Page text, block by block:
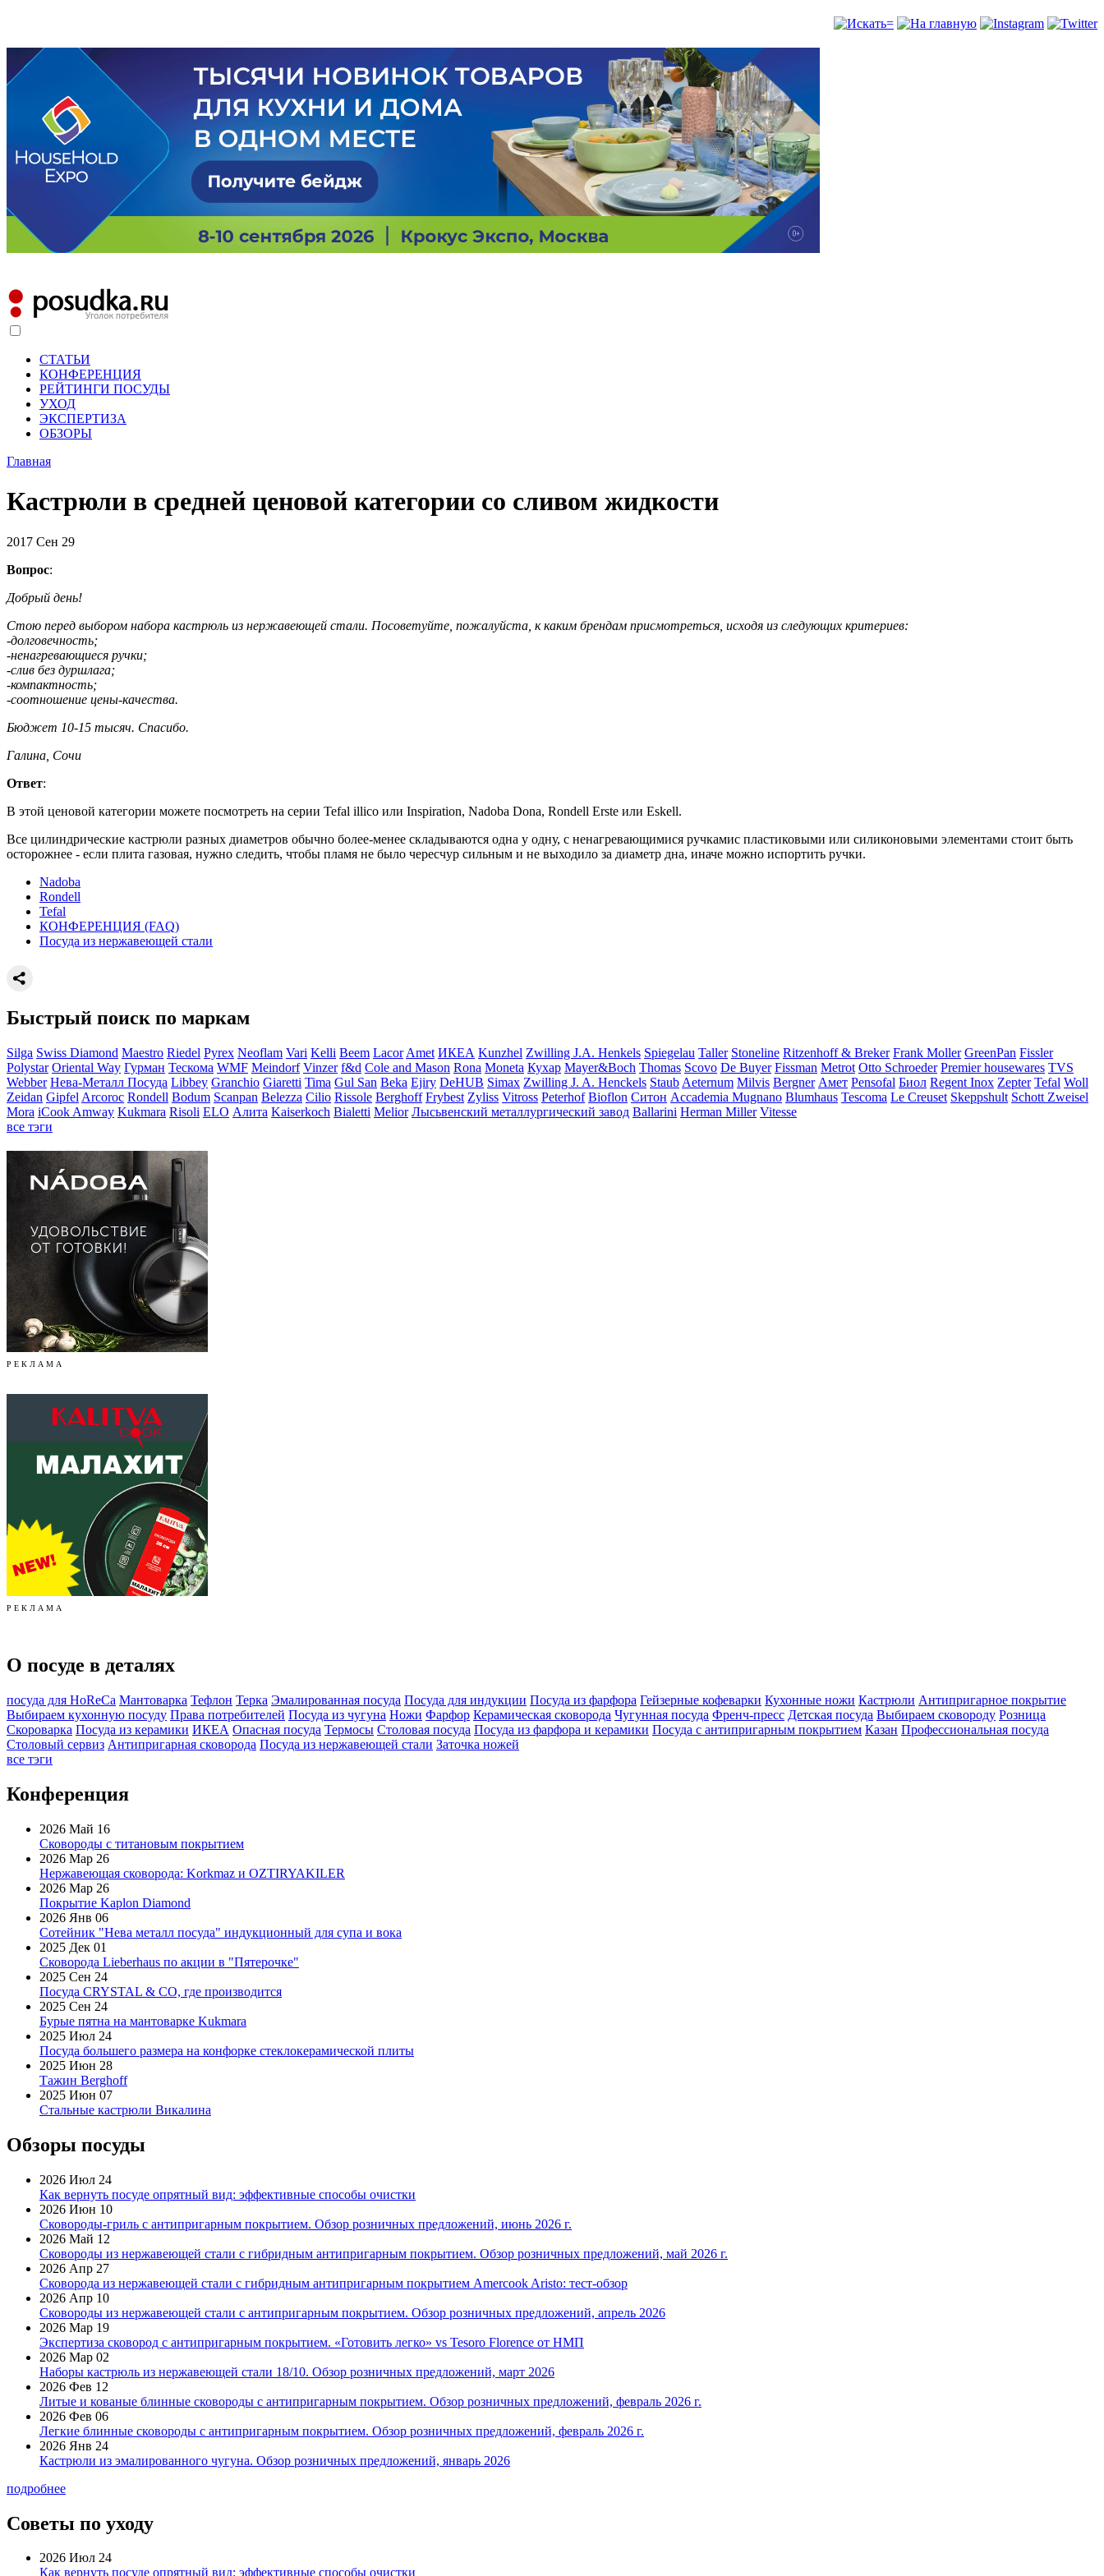
СТАТЬИ
КОНФЕРЕНЦИЯ
РЕЙТИНГИ ПОСУДЫ
УХОД
ЭКСПЕРТИЗА
ОБЗОРЫ
Главная
Кастрюли в средней ценовой категории со сливом жидкости
2017 Сен 29
Вопрос:
Добрый день!
Стою перед выбором набора кастрюль из нержавеющей стали. Посоветуйте, пожалуйста, к каким брендам присмотреться, исходя из следующих критериев:
-долговечность;
-ненагревающиеся ручки;
-слив без дуршлага;
-компактность;
-соотношение цены-качества.
Бюджет 10-15 тысяч. Спасибо.
Галина, Сочи
Ответ:
В этой ценовой категории можете посмотреть на серии Tefal illico или Inspiration, Nadoba Dona, Rondell Erste или Eskell.
Все цилиндрические кастрюли разных диаметров обычно более-менее складываются одна у одну, с ненагревающимися ручкамис пластиковыми или силиконовыми элементами стоит быть
осторожнее - если плита газовая, нужно следить, чтобы пламя не было чересчур сильным и не выходило за диаметр дна, иначе можно испортить ручки.
Nadoba
Rondell
Tefal
КОНФЕРЕНЦИЯ (FAQ)
Посуда из нержавеющей стали
Быстрый поиск по маркам
Silga Swiss Diamond Maestro Riedel Pyrex Neoflam Vari Kelli Beem Lacor Amet ИКЕА Kunzhel Zwilling J.A. Henkels Spiegelau Taller Stoneline Ritzenhoff & Breker Frank Moller GreenPan Fissler
Polystar Oriental Way Гурман Тескома WMF Meindorf Vinzer f&d Cole and Mason Rona Moneta Кухар Mayer&Boch Thomas Scovo De Buyer Fissman Metrot Otto Schroeder Premier housewares TVS
Webber Нева-Металл Посуда Libbey Granchio Giaretti Tima Gul San Beka Ejiry DeHUB Simax Zwilling J. A. Henckels Staub Aeternum Milvis Bergner Амет Pensofal Биол Regent Inox Zepter Tefal Woll
Zeidan Gipfel Arcoroc Rondell Bodum Scanpan Belezza Cilio Rissole Berghoff Frybest Zyliss Vitross Peterhof Bioflon Ситон Accademia Mugnano Blumhaus Tescoma Le Creuset Skeppshult Schott Zweisel
Mora iCook Amway Kukmara Risoli ELO Алита Kaiserkoch Bialetti Melior Лысьвенский металлургический завод Ballarini Herman Miller Vitesse
все тэги
Р Е К Л А М А
Р Е К Л А М А
О посуде в деталях
посуда для HoReCa Мантоварка Тефлон Терка Эмалированная посуда Посуда для индукции Посуда из фарфора Гейзерные кофеварки Кухонные ножи Кастрюли Антипригарное покрытие
Выбираем кухонную посуду Права потребителей Посуда из чугуна Ножи Фарфор Керамическая сковорода Чугунная посуда Френч-пресс Детская посуда Выбираем сковороду Розница
Скороварка Посуда из керамики ИКЕА Опасная посуда Термосы Столовая посуда Посуда из фарфора и керамики Посуда с антипригарным покрытием Казан Профессиональная посуда
Столовый сервиз Антипригарная сковорода Посуда из нержавеющей стали Заточка ножей
все тэги
Конференция
2026 Май 16
Сковороды с титановым покрытием
2026 Мар 26
Нержавеющая сковорода: Korkmaz и OZTIRYAKILER
2026 Мар 26
Покрытие Kaplon Diamond
2026 Янв 06
Сотейник "Нева металл посуда" индукционный для супа и вока
2025 Дек 01
Сковорода Lieberhaus по акции в "Пятерочке"
2025 Сен 24
Посуда CRYSTAL & CO, где производится
2025 Сен 24
Бурые пятна на мантоварке Kukmara
2025 Июл 24
Посуда большего размера на конфорке стеклокерамической плиты
2025 Июн 28
Тажин Berghoff
2025 Июн 07
Стальные кастрюли Викалина
Обзоры посуды
2026 Июл 24
Как вернуть посуде опрятный вид: эффективные способы очистки
2026 Июн 10
Сковороды-гриль с антипригарным покрытием. Обзор розничных предложений, июнь 2026 г.
2026 Май 12
Сковороды из нержавеющей стали с гибридным антипригарным покрытием. Обзор розничных предложений, май 2026 г.
2026 Апр 27
Сковорода из нержавеющей стали с гибридным антипригарным покрытием Amercook Aristo: тест-обзор
2026 Апр 10
Сковороды из нержавеющей стали с антипригарным покрытием. Обзор розничных предложений, апрель 2026
2026 Мар 19
Экспертиза сковород с антипригарным покрытием. «Готовить легко» vs Tesoro Florence от НМП
2026 Мар 02
Наборы кастрюль из нержавеющей стали 18/10. Обзор розничных предложений, март 2026
2026 Фев 12
Литые и кованые блинные сковороды с антипригарным покрытием. Обзор розничных предложений, февраль 2026 г.
2026 Фев 06
Легкие блинные сковороды с антипригарным покрытием. Обзор розничных предложений, февраль 2026 г.
2026 Янв 24
Кастрюли из эмалированного чугуна. Обзор розничных предложений, январь 2026
подробнее
Советы по уходу
2026 Июл 24
Как вернуть посуде опрятный вид: эффективные способы очистки